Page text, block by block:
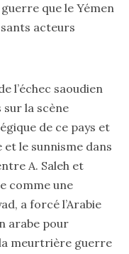
que le Yémen
acteurs
l’échec saoudien
la scène
de ce pays et
le sunnisme dans
A. Saleh et
comme une
a forcé l’Arabie
arabe pour
meurtrière guerre